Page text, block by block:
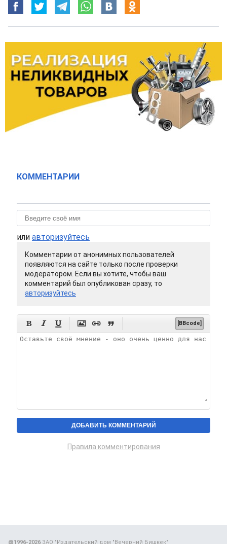
КОММЕНТАРИИ
или авторизуйтесь
Комментарии от анонимных пользователей
появляются на сайте только после проверки
модератором. Если вы хотите, чтобы ваш
комментарий был опубликован сразу, то
авторизуйтесь
      [BBcode]
Правила комментирования
@1996-2026ЗАО "Издательский дом "Вечерний Бишкек"